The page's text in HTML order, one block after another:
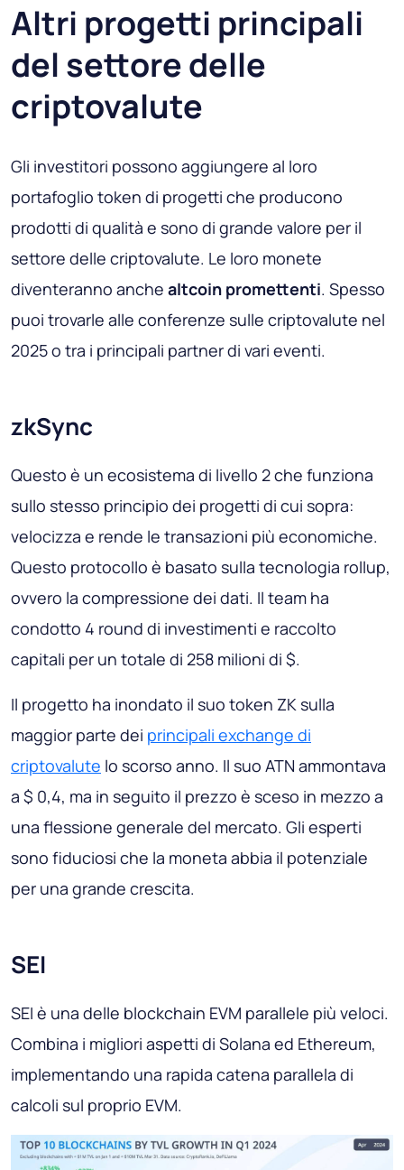
Altri progetti principali
del settore delle
criptovalute
Gli investitori possono aggiungere al loro
portafoglio token di progetti che producono
prodotti di qualità e sono di grande valore per il
settore delle criptovalute. Le loro monete
diventeranno anche altcoin promettenti. Spesso
puoi trovarle alle conferenze sulle criptovalute nel
2025 o tra i principali partner di vari eventi.
zkSync
Questo è un ecosistema di livello 2 che funziona
sullo stesso principio dei progetti di cui sopra:
velocizza e rende le transazioni più economiche.
Questo protocollo è basato sulla tecnologia rollup,
ovvero la compressione dei dati. Il team ha
condotto 4 round di investimenti e raccolto
capitali per un totale di 258 milioni di $.
Il progetto ha inondato il suo token ZK sulla
maggior parte dei principali exchange di
criptovalute lo scorso anno. Il suo ATN ammontava
a $ 0,4, ma in seguito il prezzo è sceso in mezzo a
una flessione generale del mercato. Gli esperti
sono fiduciosi che la moneta abbia il potenziale
per una grande crescita.
SEI
SEI è una delle blockchain EVM parallele più veloci.
Combina i migliori aspetti di Solana ed Ethereum,
implementando una rapida catena parallela di
calcoli sul proprio EVM.